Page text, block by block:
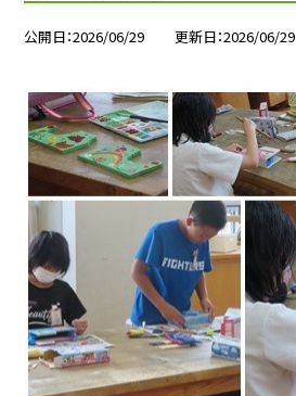
公開日 2026/06/29 更新日 2026/06/29